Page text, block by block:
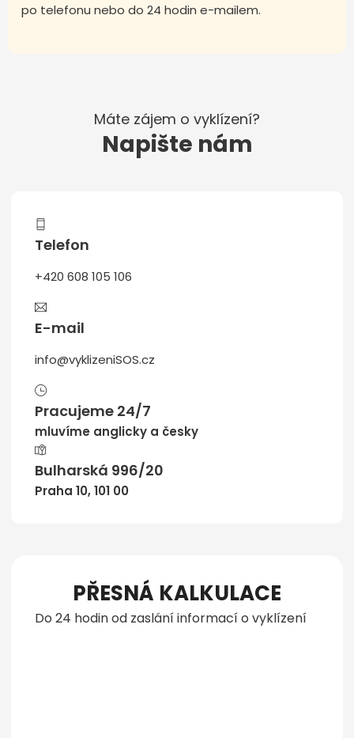
po telefonu nebo do 24 hodin e-mailem.
Máte zájem o vyklízení?
Napište nám
Telefon
+420 608 105 106
E-mail
info@vyklizeniSOS.cz
Pracujeme 24/7
mluvíme anglicky a česky
Bulharská 996/20
Praha 10, 101 00
PŘESNÁ KALKULACE
Do 24 hodin od zaslání informací o vyklízení